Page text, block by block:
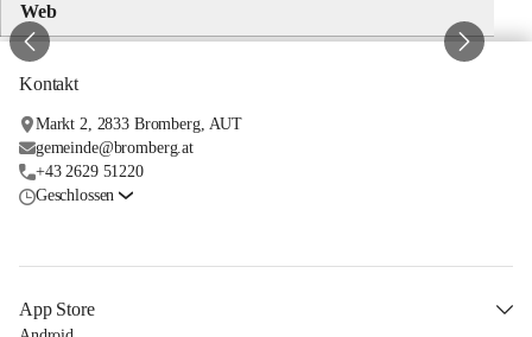
Web
Kontakt
Markt 2, 2833 Bromberg, AUT
gemeinde@bromberg.at
+43 2629 51220
Geschlossen
App Store